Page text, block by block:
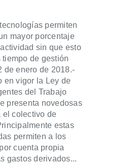
permiten
mayor porcentaje
sin que esto
tiempo de gestión
de enero de 2018.-
en vigor la Ley de
del Trabajo
presenta novedosas
el colectivo de
estas
permiten a los
cuenta propia
gastos derivados...